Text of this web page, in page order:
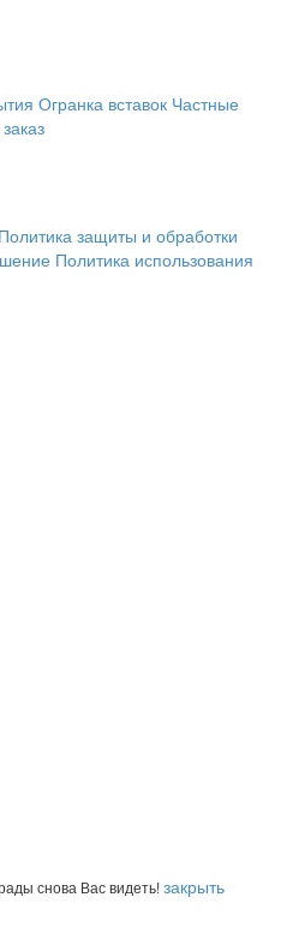
Огранка вставок Частные
Политика защиты и обработки
Политика использования
снова Вас видеть!закрыть